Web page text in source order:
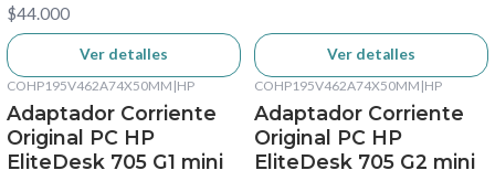
$44.000
Ver detalles Ver detalles
COHP195V462A74X50MM |HP
Adaptador Corriente
Original PC HP
EliteDesk 705 G1 mini
COHP195V462A74X50MM |HP
Adaptador Corriente
Original PC HP
EliteDesk 705 G2 mini